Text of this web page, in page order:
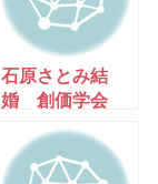
石原さとみ結
婚 創価学会
す？ 悲報！さ
とみロス